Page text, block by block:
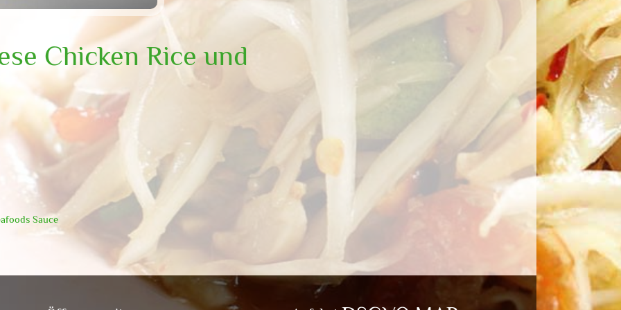
Chicken Rice und
Sauce